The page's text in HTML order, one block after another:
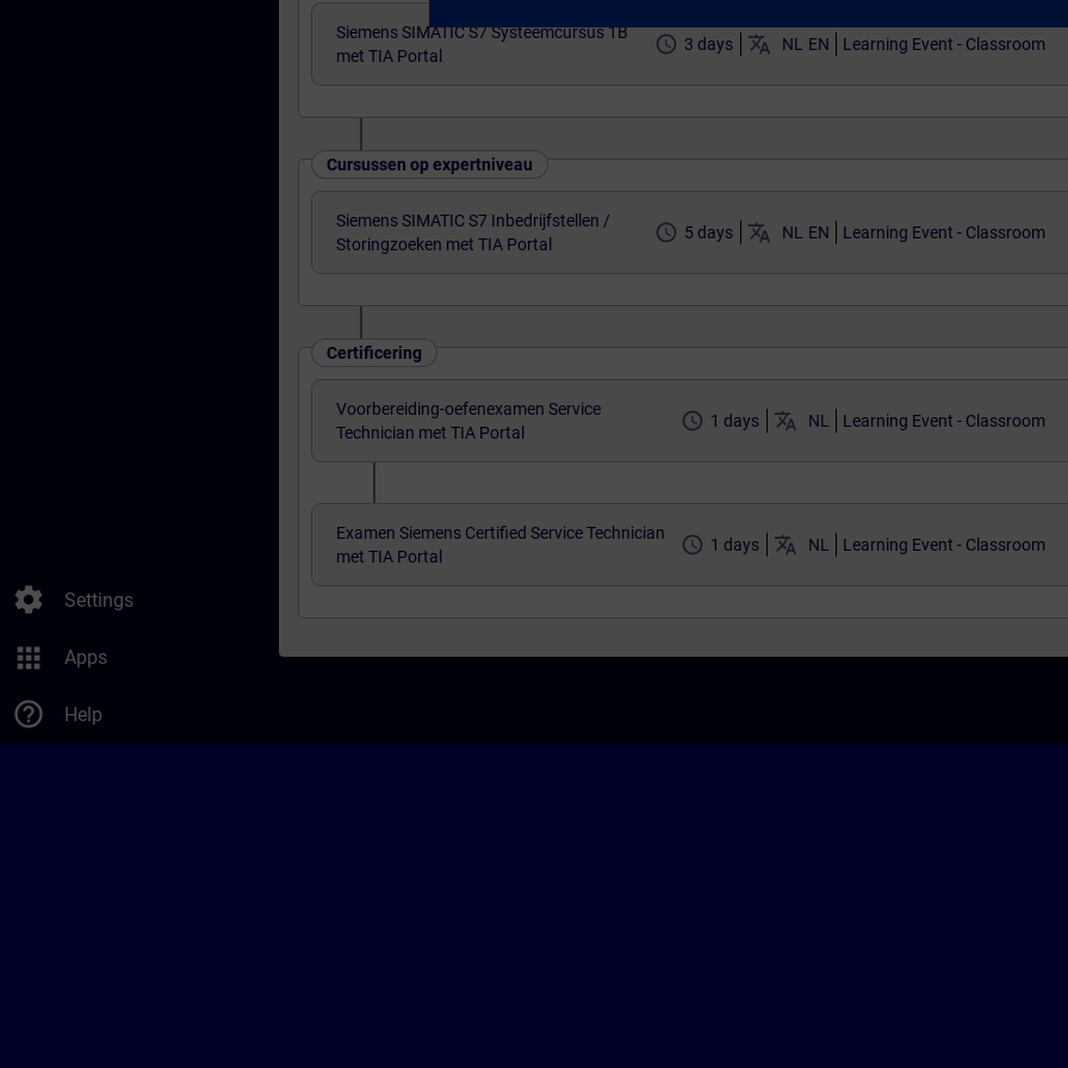
settings Settings
apps Apps
help_outline Help
Siemens SIMATIC S7 Systeemcursus 1B
met TIA Portal
access_time 3 days translate NL EN Learning Event - Classroom
Cursussen op expertniveau
Siemens SIMATIC S7 Inbedrijfstellen /
Storingzoeken met TIA Portal
access_time 5 days translate NL EN Learning Event - Classroom
Certificering
Voorbereiding-oefenexamen Service
Technician met TIA Portal
access_time 1 days translate NL Learning Event - Classroom
Examen Siemens Certified Service Technician
met TIA Portal
access_time 1 days translate NL Learning Event - Classroom